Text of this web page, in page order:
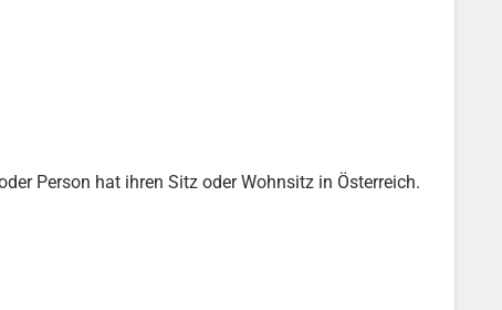
Person hat ihren Sitz oder Wohnsitz in Österreich.